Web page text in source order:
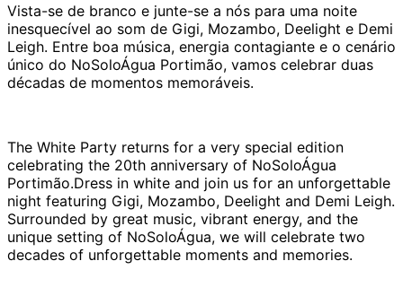
Vista-se de branco e junte-se a nós para uma noite
inesquecível ao som de Gigi, Mozambo, Deelight e Demi
Leigh. Entre boa música, energia contagiante e o cenário
único do NoSoloÁgua Portimão, vamos celebrar duas
décadas de momentos memoráveis.
The White Party returns for a very special edition
celebrating the 20th anniversary of NoSoloÁgua
Portimão.Dress in white and join us for an unforgettable
night featuring Gigi, Mozambo, Deelight and Demi Leigh.
Surrounded by great music, vibrant energy, and the
unique setting of NoSoloÁgua, we will celebrate two
decades of unforgettable moments and memories.